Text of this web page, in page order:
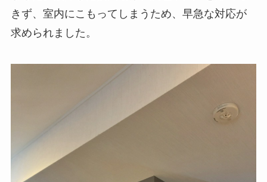
きず、室内にこもってしまうため、早急な対応が
求められました。